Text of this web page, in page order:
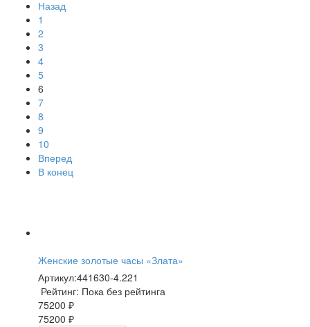
Назад
1
2
3
4
5
6
7
8
9
10
Вперед
В конец
Женские золотые часы «Злата»
Артикул:441630-4.221
Рейтинг: Пока без рейтинга
75200 ₽
75200 ₽